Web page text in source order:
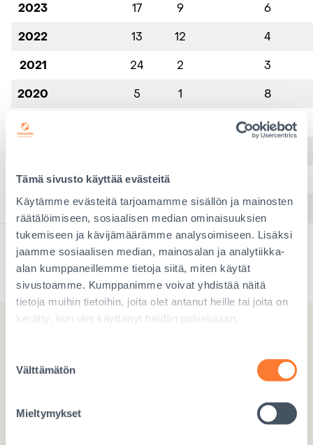
Tämä sivusto käyttää evästeitä
Käytämme evästeitä tarjoamamme sisällön ja mainosten
räätälöimiseen, sosiaalisen median ominaisuuksien
tukemiseen ja kävijämäärämme analysoimiseen. Lisäksi
jaamme sosiaalisen median, mainosalan ja analytiikka-
alan kumppaneillemme tietoja siitä, miten käytät
sivustoamme. Kumppanimme voivat yhdistää näitä
tietoja muihin tietoihin, joita olet antanut heille tai joita on
kerätty, kun olet käyttänyt heidän palvelujaan.
valinta
Välttämätön
Mieltymykset
2023
17 9
6
2022
13 12
4
2021
24 2
3
2020
5 1
8
2019
9
2017
20
2016
13 5 4 9
Saapuneet lapset 1985_2015 Interpedia Lataa